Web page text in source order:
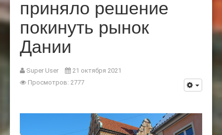
приняло решение
покинуть рынок
Дании
Super User
21 октября 2021
Просмотров: 2777